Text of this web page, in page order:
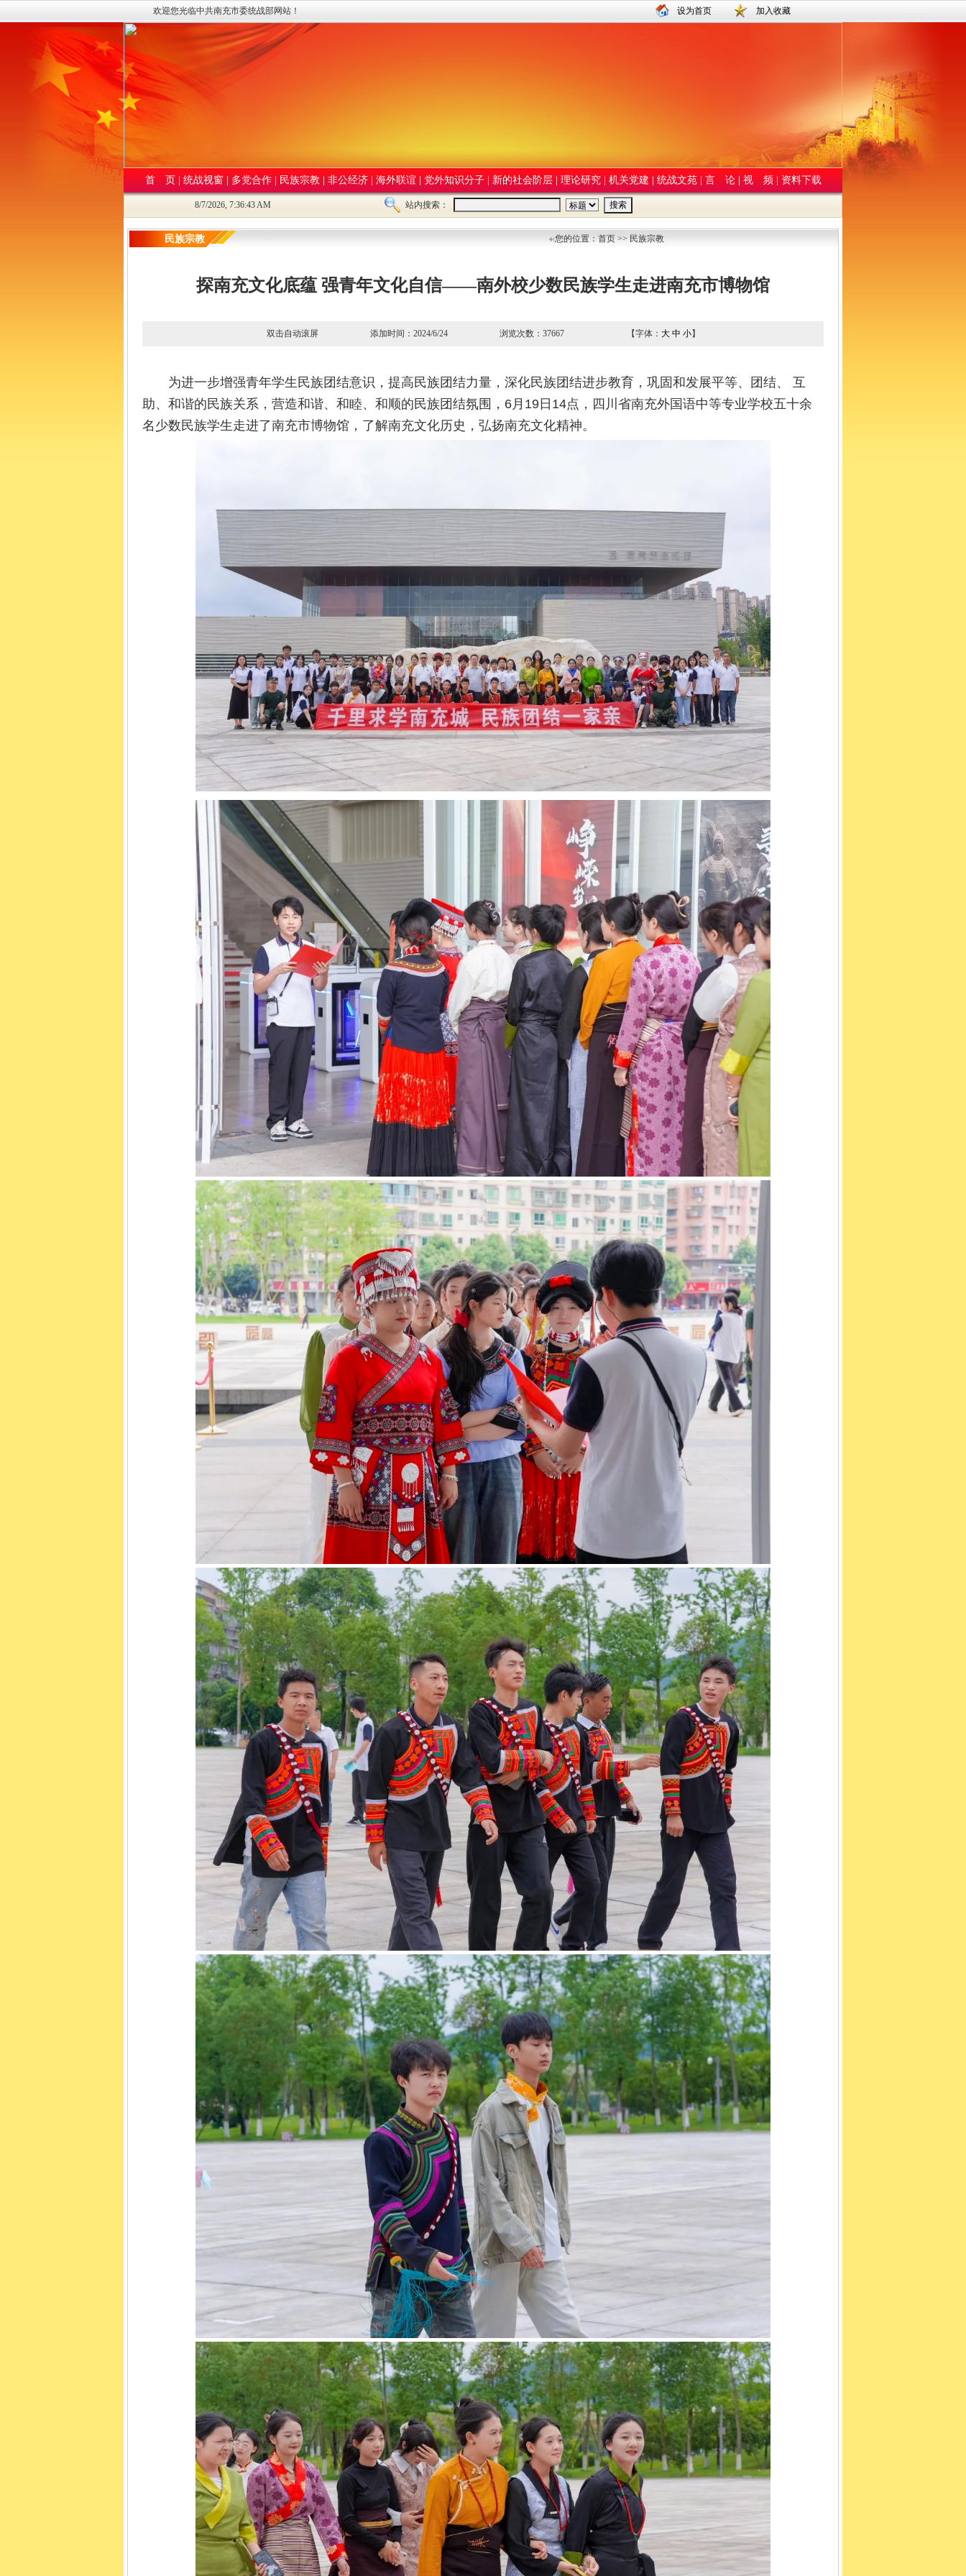
欢迎您光临中共南充市委统战部网站！ 设为首页 加入收藏
首 页 统战视窗| 多党合作| 民族宗教 非公经济| 海外联谊| 党外知识分子| 新的社会阶层| 理论研究| 机关党建 统战文苑| 言 论| 视 频 资料下载
8/7/2026, 7:36:45 AM 站内搜索：
民族宗教 您的位置：首页 >> 民族宗教
探南充文化底蕴 强青年文化自信——南外校少数民族学生走进南充市博物馆
双击自动滚屏 添加时间：2024/6/24 浏览次数：37667 【字体： 大 中 小】
为进一步增强青年学生民族团结意识，提高民族团结力量，深化民族团结进步教育，巩固和发展平等、团结、 互
助、和谐的民族关系，营造和谐、和睦、和顺的民族团结氛围，6月19日14点，四川省南充外国语中等专业学校五十余
名少数民族学生走进了南充市博物馆，了解南充文化历史，弘扬南充文化精神。